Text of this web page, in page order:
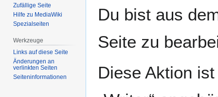
Navigation
Suche
Du bist aus
Seite zu
Diese Aktion
Zufällige Seite
Hilfe zu MediaWiki
Spezialseiten
Werkzeuge
Links auf diese Seite
Änderungen an
verlinkten Seiten
Seiten­­informationen